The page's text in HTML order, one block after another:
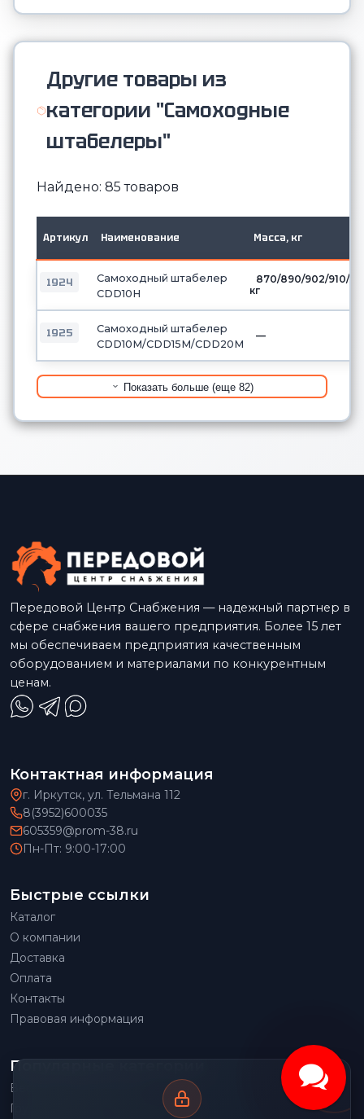
Другие товары из
категории "Самоходные
штабелеры"
Найдено: 85 товаров
Артикул Наименование Масса, кг
1924
Самоходный штабелер
CDD10H
870/890/902/910/
кг
1925
Самоходный штабелер
CDD10М/CDD15М/CDD20М
—
Показать больше (еще 82)
Передовой Центр Снабжения — надежный партнер в
сфере снабжения вашего предприятия. Более 15 лет
мы обеспечиваем предприятия качественным
оборудованием и материалами по конкурентным
ценам.
Контактная информация
г. Иркутск, ул. Тельмана 112
8(3952)600035
605359@prom-38.ru
Пн-Пт: 9:00-17:00
Быстрые ссылки
Каталог
О компании
Доставка
Оплата
Контакты
Правовая информация
Популярные категории
Весовое оборудование
Грузоподъемное оборудование